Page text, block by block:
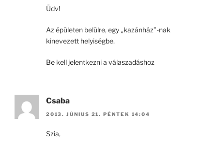
Üdv!
Az épületen belülre, egy „kazánház”-nak
kinevezett helyiségbe.
Be kell jelentkezni a válaszadáshoz
Csaba
2013. JÚNIUS 21. PÉNTEK 14:04
Szia,